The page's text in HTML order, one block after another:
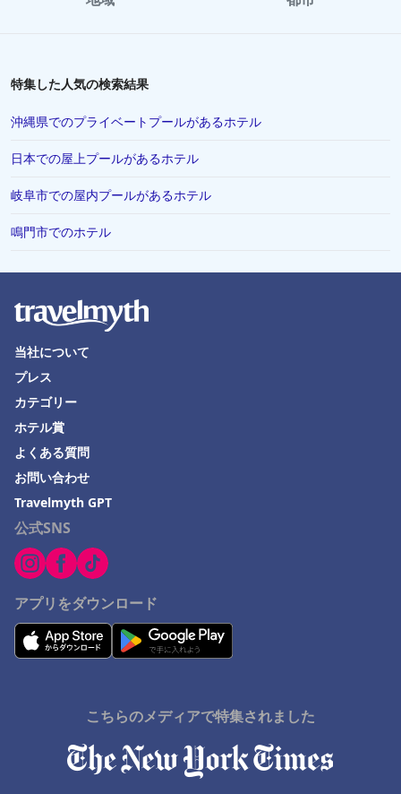
特集した人気の検索結果
沖縄県でのプライベートプールがあるホテル
日本での屋上プールがあるホテル
岐阜市での屋内プールがあるホテル
鳴門市でのホテル
公式SNS
アプリをダウンロード
当社について
プレス
カテゴリー
ホテル賞
よくある質問
お問い合わせ
Travelmyth GPT
こちらのメディアで特集されました